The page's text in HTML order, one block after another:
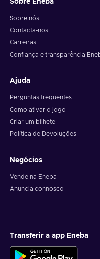
Sobre Eneba
Sobre nós
Contacta-nos
Carreiras
Confiança e transparência
Ajuda
Perguntas frequentes
Como ativar o jogo
Criar um bilhete
Política de Devoluções
Negócios
Vende na Eneba
Anuncia connosco
Transferir a app Eneba